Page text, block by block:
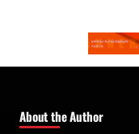
About the Author